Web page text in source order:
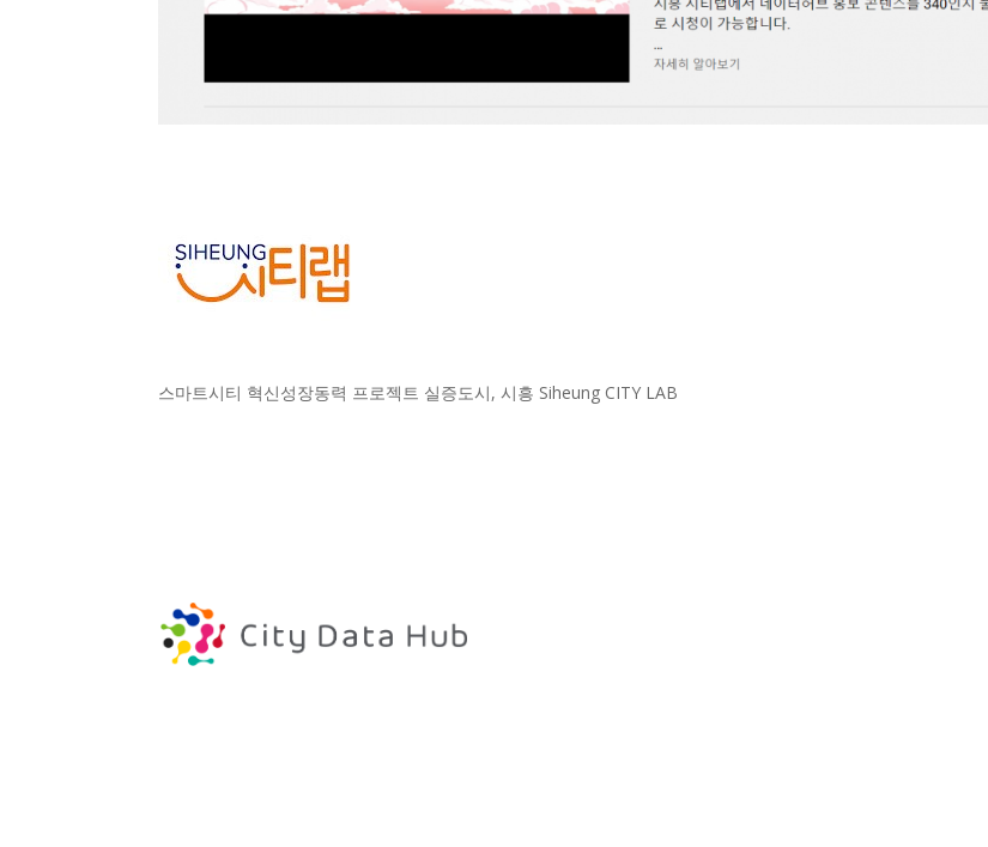
스마트시티 혁신성장동력 프로젝트 실증도시, 시흥 Siheung CITY LAB